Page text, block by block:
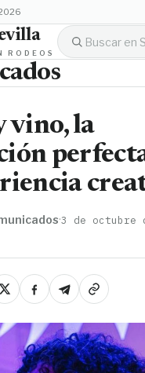
RODEOS
vino, la
·3 de octubre